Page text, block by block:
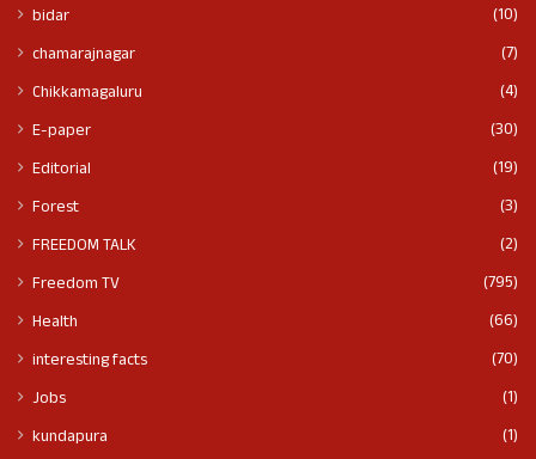
bidar
(10)
chamarajnagar
(7)
Chikkamagaluru
(4)
E-paper
(30)
Editorial
(19)
Forest
(3)
FREEDOM TALK
(2)
Freedom TV
(795)
Health
(66)
interesting facts
(70)
Jobs
(1)
kundapura
(1)